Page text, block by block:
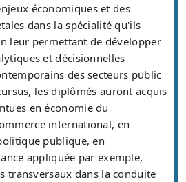
économiques et des
dans la spécialité qu'ils
leur permettant de développer
et décisionnelles
des secteurs public
les diplômés auront acquis
en économie du
international, en
publique, en
appliquée par exemple,
transversaux dans la conduite